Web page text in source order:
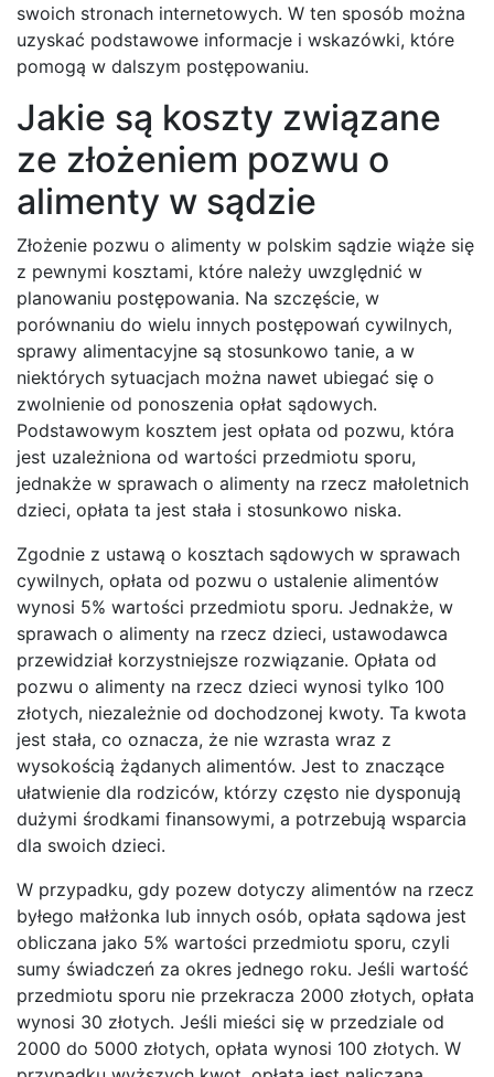
swoich stronach internetowych. W ten sposób można
uzyskać podstawowe informacje i wskazówki, które
pomogą w dalszym postępowaniu.
Jakie są koszty związane
ze złożeniem pozwu o
alimenty w sądzie
Złożenie pozwu o alimenty w polskim sądzie wiąże się
z pewnymi kosztami, które należy uwzględnić w
planowaniu postępowania. Na szczęście, w
porównaniu do wielu innych postępowań cywilnych,
sprawy alimentacyjne są stosunkowo tanie, a w
niektórych sytuacjach można nawet ubiegać się o
zwolnienie od ponoszenia opłat sądowych.
Podstawowym kosztem jest opłata od pozwu, która
jest uzależniona od wartości przedmiotu sporu,
jednakże w sprawach o alimenty na rzecz małoletnich
dzieci, opłata ta jest stała i stosunkowo niska.
Zgodnie z ustawą o kosztach sądowych w sprawach
cywilnych, opłata od pozwu o ustalenie alimentów
wynosi 5% wartości przedmiotu sporu. Jednakże, w
sprawach o alimenty na rzecz dzieci, ustawodawca
przewidział korzystniejsze rozwiązanie. Opłata od
pozwu o alimenty na rzecz dzieci wynosi tylko 100
złotych, niezależnie od dochodzonej kwoty. Ta kwota
jest stała, co oznacza, że nie wzrasta wraz z
wysokością żądanych alimentów. Jest to znaczące
ułatwienie dla rodziców, którzy często nie dysponują
dużymi środkami finansowymi, a potrzebują wsparcia
dla swoich dzieci.
W przypadku, gdy pozew dotyczy alimentów na rzecz
byłego małżonka lub innych osób, opłata sądowa jest
obliczana jako 5% wartości przedmiotu sporu, czyli
sumy świadczeń za okres jednego roku. Jeśli wartość
przedmiotu sporu nie przekracza 2000 złotych, opłata
wynosi 30 złotych. Jeśli mieści się w przedziale od
2000 do 5000 złotych, opłata wynosi 100 złotych. W